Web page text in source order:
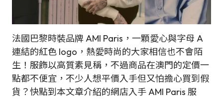
法國巴黎時裝品牌 AMI Paris，一顆愛心與字母 A
連結的紅色 logo，熱愛時尚的大家相信也不會陌
生！服飾以高質素見稱，不過商品在澳門的定價一
點都不便宜，不少人想平價入手但又怕擔心買到假
貨？快點到本文章介紹的網店入手 AMI Paris 服